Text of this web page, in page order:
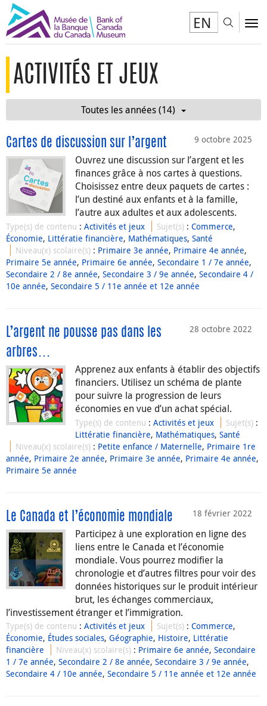
EN
ACTIVITÉS ET JEUX
Toutes les années (14)
9 octobre 2025
Cartes de discussion sur l’argent
Ouvrez une discussion sur l’argent et les
finances grâce à nos cartes à questions.
Choisissez entre deux paquets de cartes :
l’un destiné aux enfants et à la famille,
l’autre aux adultes et aux adolescents.
Type(s) de contenu : Activités et jeux Sujet(s) :Commerce,
Économie, Littératie financière, Mathématiques, Santé
Niveau(x) scolaire(s) : Primaire 3e année, Primaire 4e année,
Primaire 5e année, Primaire 6e année, Secondaire 1 / 7e année,
Secondaire 2 / 8e année, Secondaire 3 / 9e année, Secondaire 4 /
10e année, Secondaire 5 / 11e année et 12e année
28 octobre 2022
L’argent ne pousse pas dans les
arbres…
Apprenez aux enfants à établir des objectifs
financiers. Utilisez un schéma de plante
pour suivre la progression de leurs
économies en vue d’un achat spécial.
Type(s) de contenu : Activités et jeux Sujet(s) :
Littératie financière, Mathématiques, Santé
Niveau(x) scolaire(s) : Petite enfance / Maternelle, Primaire 1re
année, Primaire 2e année, Primaire 3e année, Primaire 4e année,
Primaire 5e année
18 février 2022
Le Canada et l’économie mondiale
Participez à une exploration en ligne des
liens entre le Canada et l’économie
mondiale. Vous pourrez modifier la
chronologie et d’autres filtres pour voir des
données historiques sur le produit intérieur
brut, les échanges commerciaux,
l’investissement étranger et l’immigration.
Type(s) de contenu : Activités et jeux Sujet(s) :Commerce,
Économie, Études sociales, Géographie, Histoire, Littératie
financière
Niveau(x) scolaire(s) : Primaire 6e année,Secondaire
1 / 7e année, Secondaire 2 / 8e année, Secondaire 3 / 9e année,
Secondaire 4 / 10e année, Secondaire 5 / 11e année et 12e année